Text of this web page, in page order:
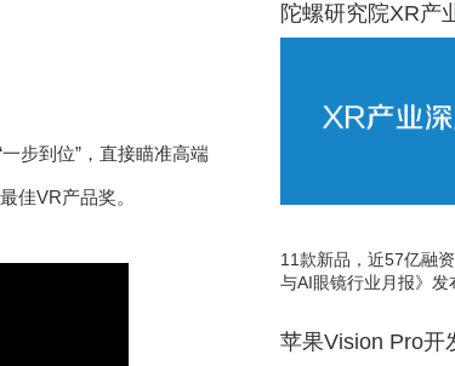
步到位”，直接瞄准高端
佳VR产品奖。
陀螺研究院XR产
11款新品，近57亿融
与AI眼镜行业月报》发
苹果Vision Pro开